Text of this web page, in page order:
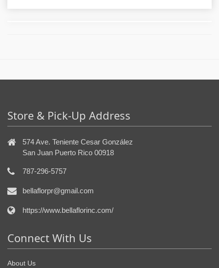
Store & Pick-Up Address
574 Ave. Teniente Cesar González
San Juan Puerto Rico 00918
787-296-5757
bellaflorpr@gmail.com
https://www.bellaflorinc.com/
Connect With Us
About Us